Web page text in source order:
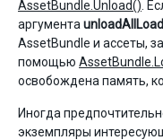
AssetBundle.Unload() .
аргумента
AssetBundle и ассеты,
помощью
освобождена память,
Иногда
экземпляры